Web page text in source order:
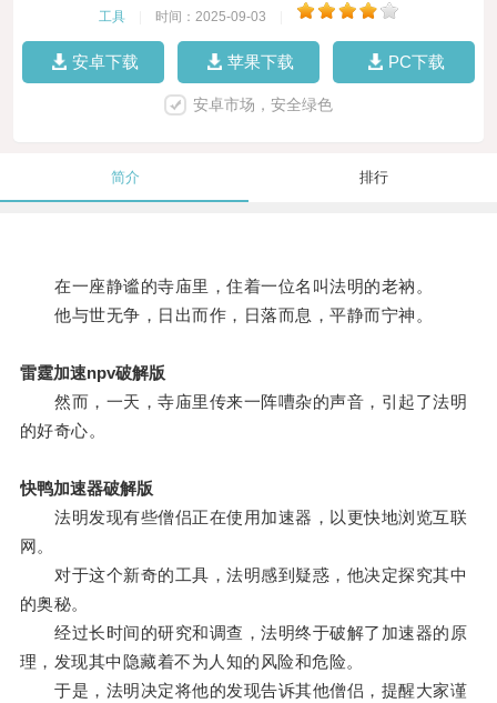
工具 时间：2025-09-03
安卓下载 苹果下载 PC下载
安卓市场，安全绿色
简介 排行
在一座静谧的寺庙里，住着一位名叫法明的老衲。
他与世无争，日出而作，日落而息，平静而宁神。
雷霆加速npv破解版
然而，一天，寺庙里传来一阵嘈杂的声音，引起了法明
的好奇心。
快鸭加速器破解版
法明发现有些僧侣正在使用加速器，以更快地浏览互联
网。
对于这个新奇的工具，法明感到疑惑，他决定探究其中
的奥秘。
经过长时间的研究和调查，法明终于破解了加速器的原
理，发现其中隐藏着不为人知的风险和危险。
于是，法明决定将他的发现告诉其他僧侣，提醒大家谨